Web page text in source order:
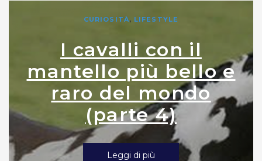
CURIOSITÀ, LIFESTYLE
I cavalli con il
mantello più bello e
raro del mondo
(parte 4)
Leggi di più